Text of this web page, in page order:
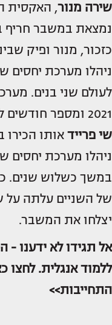
שירה מנור, האקסית
נמצאת במשבר חריף
לעולם שני בנים.
2021 ומספר חודשים לאחר מכן, החלה מנור לצאת עם
שי פרייד אותו הכירו
ניהלו מערכת יחסים
במשך כשלוש שנים.
של השניים עלתה על
יצלחו את המשבר.
אל תגידו לא ידענו
ללמוד אנגלית. לחצו
התחייבות>>